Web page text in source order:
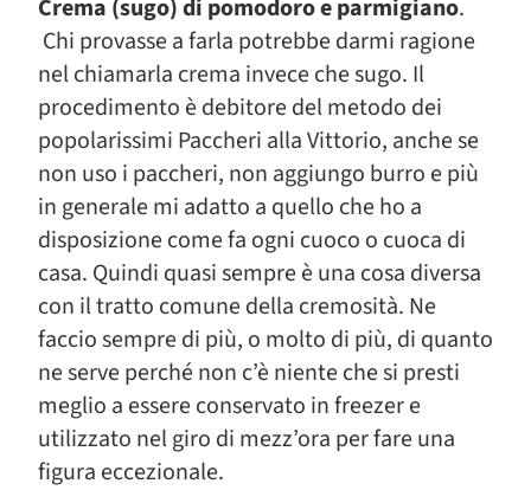
Crema (sugo) di pomodoro e parmigiano.
Chi provasse a farla potrebbe darmi ragione
nel chiamarla crema invece che sugo. Il
procedimento è debitore del metodo dei
popolarissimi Paccheri alla Vittorio, anche se
non uso i paccheri, non aggiungo burro e più
in generale mi adatto a quello che ho a
disposizione come fa ogni cuoco o cuoca di
casa. Quindi quasi sempre è una cosa diversa
con il tratto comune della cremosità. Ne
faccio sempre di più, o molto di più, di quanto
ne serve perché non c’è niente che si presti
meglio a essere conservato in freezer e
utilizzato nel giro di mezz’ora per fare una
figura eccezionale.